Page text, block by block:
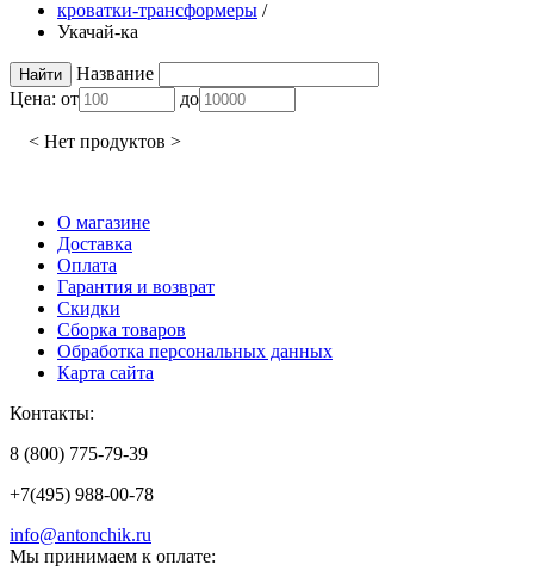
кроватки-трансформеры /
Укачай-ка
Название
Цена: от до
< Нет продуктов >
О магазине
Доставка
Оплата
Гарантия и возврат
Скидки
Сборка товаров
Обработка персональных данных
Карта сайта
Контакты:
8 (800) 775-79-39
+7(495) 988-00-78
info@antonchik.ru
Мы принимаем к оплате: